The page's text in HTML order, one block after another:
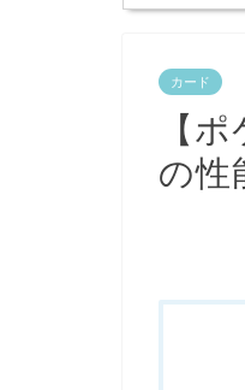
カード
【
の性